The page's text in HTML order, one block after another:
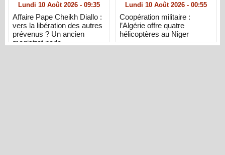
Lundi 10 Août 2026 - 09:35
Affaire Pape Cheikh Diallo :
vers la libération des autres
prévenus ? Un ancien
magistrat parle
Lundi 10 Août 2026 - 00:55
Coopération militaire :
l’Algérie offre quatre
hélicoptères au Niger